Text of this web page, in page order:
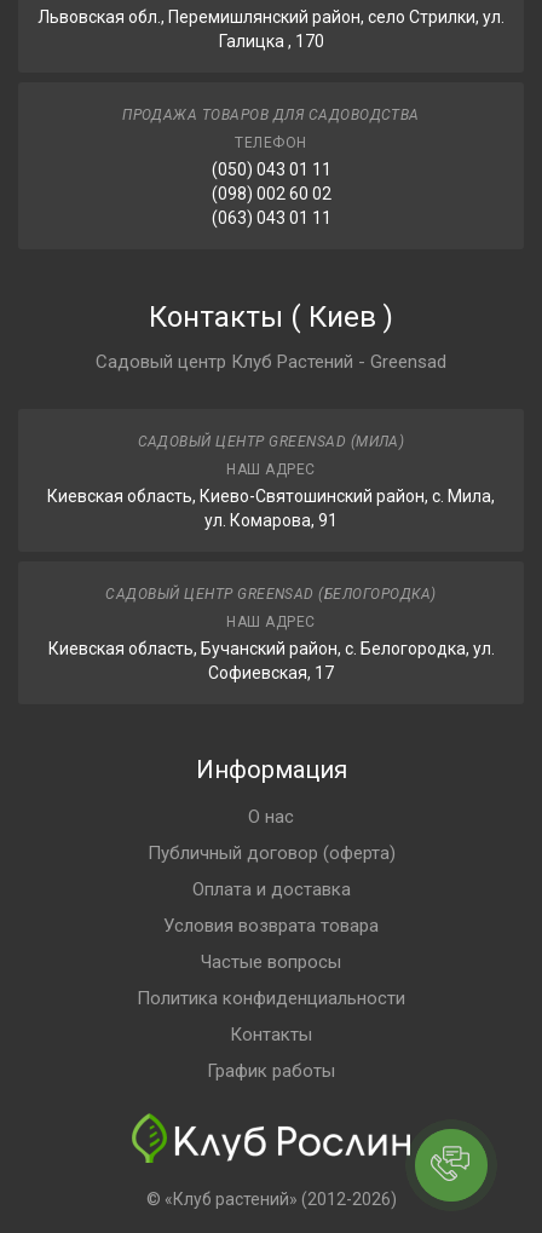
Львовская обл., Перемишлянский район, село Стрилки, ул.
Галицка , 170
ПРОДАЖА ТОВАРОВ ДЛЯ САДОВОДСТВА
ТЕЛЕФОН
(050) 043 01 11
(098) 002 60 02
(063) 043 01 11
Контакты ( Киев )
Садовый центр Клуб Растений - Greensad
САДОВЫЙ ЦЕНТР GREENSAD (МИЛА)
НАШ АДРЕС
Киевская область, Киево-Святошинский район, с. Мила,
ул. Комарова, 91
САДОВЫЙ ЦЕНТР GREENSAD (БЕЛОГОРОДКА)
НАШ АДРЕС
Киевская область, Бучанский район, с. Белогородка, ул.
Софиевская, 17
Информация
О нас
Публичный договор (оферта)
Оплата и доставка
Условия возврата товара
Частые вопросы
Политика конфиденциальности
Контакты
График работы
© «Клуб растений» (2012-2026)